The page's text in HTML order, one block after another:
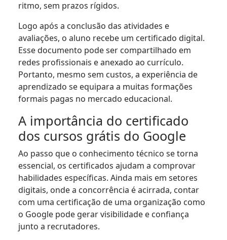
ritmo, sem prazos rígidos.
Logo após a conclusão das atividades e
avaliações, o aluno recebe um certificado digital.
Esse documento pode ser compartilhado em
redes profissionais e anexado ao currículo.
Portanto, mesmo sem custos, a experiência de
aprendizado se equipara a muitas formações
formais pagas no mercado educacional.
A importância do certificado
dos cursos grátis do Google
Ao passo que o conhecimento técnico se torna
essencial, os certificados ajudam a comprovar
habilidades específicas. Ainda mais em setores
digitais, onde a concorrência é acirrada, contar
com uma certificação de uma organização como
o Google pode gerar visibilidade e confiança
junto a recrutadores.